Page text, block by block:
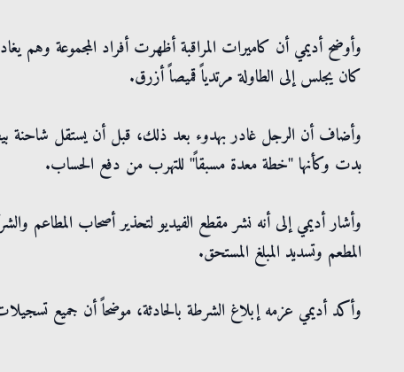
وأوضح أديمي أن كاميرات المراقبة أظهرت أفراد المجموعة
كان يجلس إلى الطاولة مرتدياً قميصاً أزرق.
وأضاف أن الرجل غادر بهدوء بعد ذلك، قبل أن يستقل شاحنة
بدت وكأنها "خطة معدة مسبقاً" للتهرب من دفع الحساب.
وأشار أديمي إلى أنه نشر مقطع الفيديو لتحذير أصحاب المطاعم
المطعم وتسديد المبلغ المستحق.
وأكد أديمي عزمه إبلاغ الشرطة بالحادثة، موضحاً أن جميع